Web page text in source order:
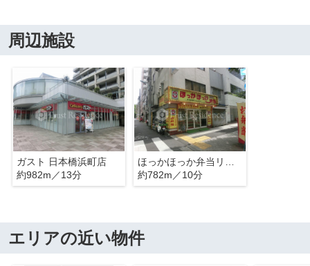
周辺施設
ガスト 日本橋浜町店
約982m／13分
約782m／10分
エリアの近い物件